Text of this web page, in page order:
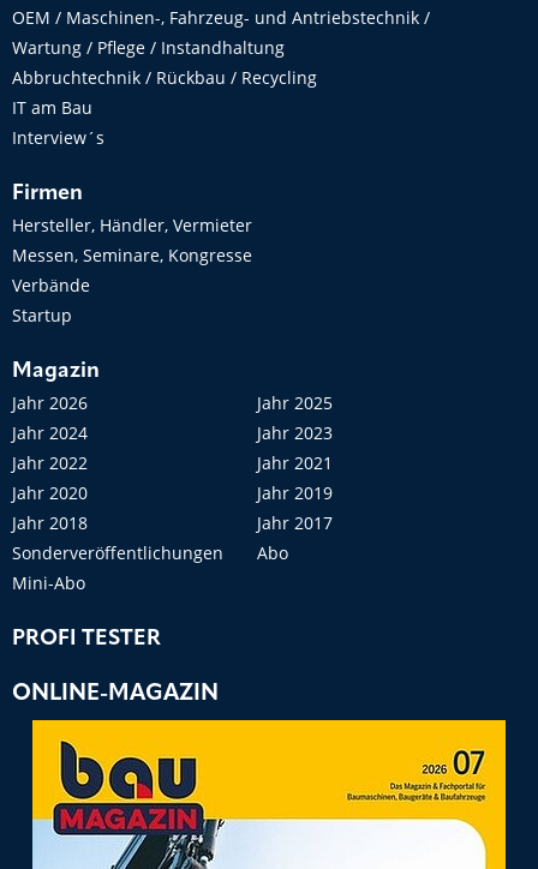
OEM / Maschinen-, Fahrzeug- und Antriebstechnik /
Wartung / Pflege / Instandhaltung
Abbruchtechnik / Rückbau / Recycling
IT am Bau
Interview´s
Firmen
Hersteller, Händler, Vermieter
Messen, Seminare, Kongresse
Verbände
Startup
Magazin
Jahr 2026
Jahr 2025
Jahr 2024
Jahr 2023
Jahr 2022
Jahr 2021
Jahr 2020
Jahr 2019
Jahr 2018
Jahr 2017
Sonderveröffentlichungen
Abo
Mini-Abo
PROFI TESTER
ONLINE-MAGAZIN